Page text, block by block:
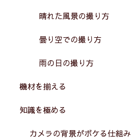
晴れた風景の撮り方
曇り空での撮り方
雨の日の撮り方
機材を揃える
知識を極める
カメラの背景がボケる仕組み